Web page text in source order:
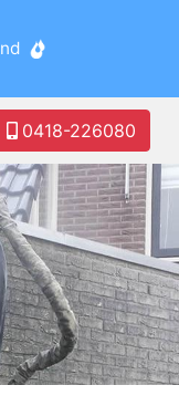
0418-226080